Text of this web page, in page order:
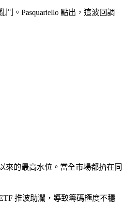
。Pasquariello 點出，這波回調
來的最高水位。當全市場都擠在同
推波助瀾，導致籌碼極度不穩